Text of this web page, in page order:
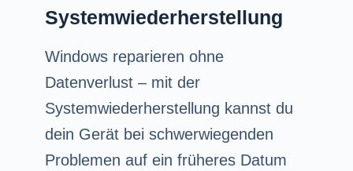
Systemwiederherstellung
Windows reparieren ohne
Datenverlust – mit der
Systemwiederherstellung kannst du
dein Gerät bei schwerwiegenden
Problemen auf ein früheres Datum